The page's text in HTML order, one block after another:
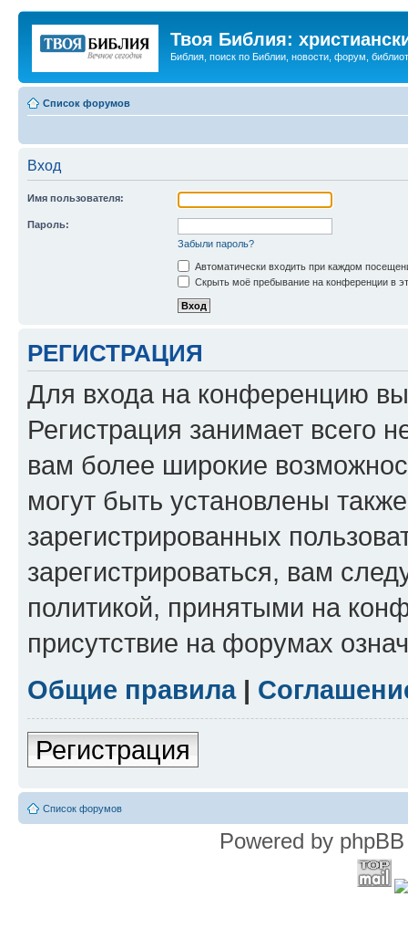
Твоя Библия:
Библия, поиск по Библии, новости, форум,
Список форумов
Вход
Имя пользователя:
Пароль:
Забыли пароль?
Автоматически входить при каждом
Скрыть моё пребывание на конференции в
РЕГИСТРАЦИЯ
Для входа на конференцию
Регистрация занимает всего
вам более широкие
могут быть установлены
зарегистрированных
зарегистрироваться, вам
политикой, принятыми на
присутствие на форумах
Общие правила|
Регистрация
Список форумов
Powered by